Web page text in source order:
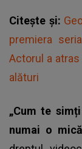
Citește și:
premiera
Actorul a
alături
„Cum te
numai o